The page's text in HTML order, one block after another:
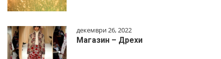
декември 26, 2022
Магазин – Дрехи